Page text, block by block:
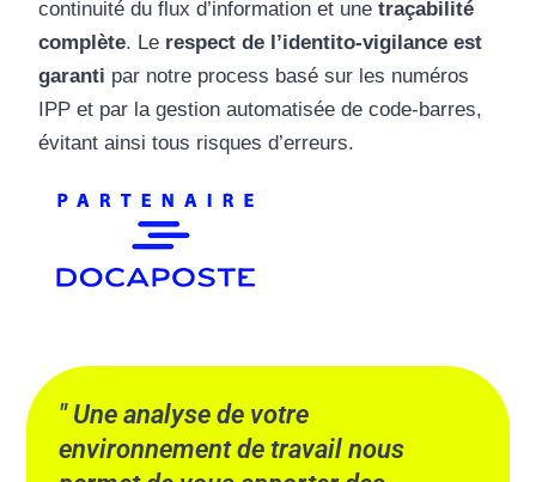
continuité du flux d’information et une traçabilité
complète. Le respect de l’identito-vigilance est
garanti par notre process basé sur les numéros
IPP et par la gestion automatisée de code-barres,
évitant ainsi tous risques d’erreurs.
Une analyse de votre
environnement de travail nous